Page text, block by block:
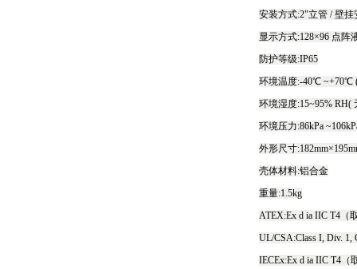
安装方式:2"立管 / 壁挂
显示方式:128×96 点阵
防护等级:IP65
环境温度:-40℃ ~+70℃
环境湿度:15~95% RH(
环境压力:86kPa
外形尺寸
壳体材料:铝合金
重量:1.5kg
ATEX:Ex d ia IIC T4（
UL/CSA:Class I, Div.
IECEx:Ex d ia IIC T4（